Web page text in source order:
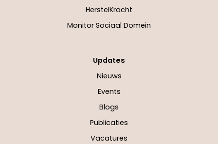
HerstelKracht
Monitor Sociaal Domein
Updates
Nieuws
Events
Blogs
Publicaties
Vacatures